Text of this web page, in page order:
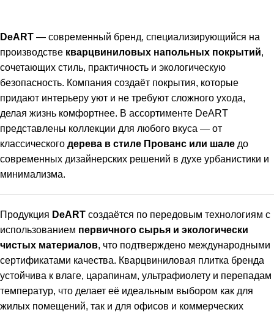
DeART — современный бренд, специализирующийся на
производстве кварцвиниловых напольных покрытий,
сочетающих стиль, практичность и экологическую
безопасность. Компания создаёт покрытия, которые
придают интерьеру уют и не требуют сложного ухода,
делая жизнь комфортнее. В ассортименте DeART
представлены коллекции для любого вкуса — от
классического дерева в стиле Прованс или шале до
современных дизайнерских решений в духе урбанистики и
минимализма.
Продукция DeART создаётся по передовым технологиям с
использованием первичного сырья и экологически
чистых материалов, что подтверждено международными
сертификатами качества. Кварцвиниловая плитка бренда
устойчива к влаге, царапинам, ультрафиолету и перепадам
температур, что делает её идеальным выбором как для
жилых помещений, так и для офисов и коммерческих